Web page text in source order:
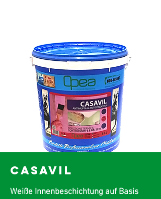
CASAVIL
Weiße Innenbeschichtung auf Basis